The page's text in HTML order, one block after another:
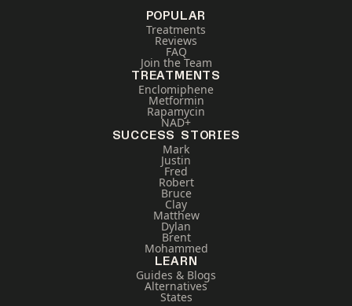
POPULAR
Treatments
Reviews
FAQ
Join the Team
TREATMENTS
Enclomiphene
Metformin
Rapamycin
NAD+
SUCCESS STORIES
Mark
Justin
Fred
Robert
Bruce
Clay
Matthew
Dylan
Brent
Mohammed
LEARN
Guides & Blogs
Alternatives
States